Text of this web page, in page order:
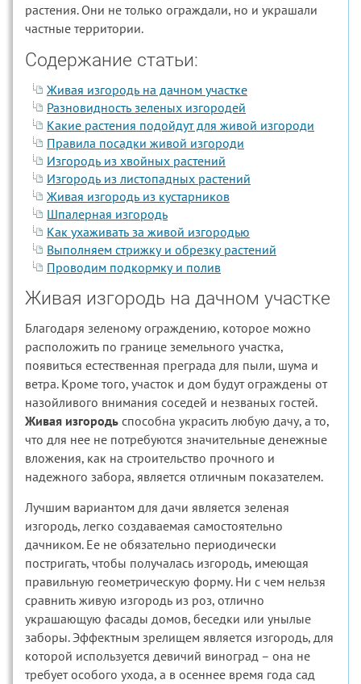
растения. Они не только ограждали, но и украшали
частные территории.
Содержание статьи:
Живая изгородь на дачном участке
Разновидность зеленых изгородей
Какие растения подойдут для живой изгороди
Правила посадки живой изгороди
Изгородь из хвойных растений
Изгородь из листопадных растений
Живая изгородь из кустарников
Шпалерная изгородь
Как ухаживать за живой изгородью
Выполняем стрижку и обрезку растений
Проводим подкормку и полив
Живая изгородь на дачном участке
Благодаря зеленому ограждению, которое можно
расположить по границе земельного участка,
появиться естественная преграда для пыли, шума и
ветра. Кроме того, участок и дом будут ограждены от
назойливого внимания соседей и незваных гостей.
Живая изгородь способна украсить любую дачу, а то,
что для нее не потребуются значительные денежные
вложения, как на строительство прочного и
надежного забора, является отличным показателем.
Лучшим вариантом для дачи является зеленая
изгородь, легко создаваемая самостоятельно
дачником. Ее не обязательно периодически
постригать, чтобы получалась изгородь, имеющая
правильную геометрическую форму. Ни с чем нельзя
сравнить живую изгородь из роз, отлично
украшающую фасады домов, беседки или унылые
заборы. Эффектным зрелищем является изгородь, для
которой используется девичий виноград – она не
требует особого ухода, а в осеннее время года сад